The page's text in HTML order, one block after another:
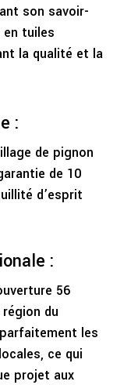
son savoir-
tuiles
la qualité et la
:
de pignon
de 10
d’esprit
:
56
du
les
ce qui
projet aux